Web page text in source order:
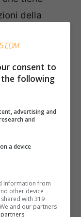
della
dei
e
consent to
following
advertising and
and
a device
information from
other device
with 319
and our partners